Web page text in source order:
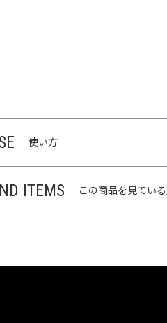
使い方
ITEMS この商品を見てい